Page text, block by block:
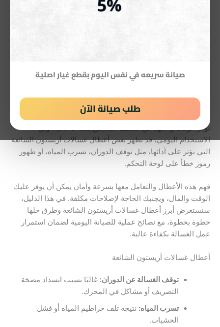
صيانة سريعه في نفس اليوم بقطع غيار اصلية
طلب صيانة الآن
لتجنب تلف الجهاز أو تكرار الأعطال.
واستمرار تشغيل الغسالة بكفاءة عالية.
تعتبر
من الأجهزة الأساسية في كل منزل، فهي
توفر الوقت والجهد في تنظيف الملابس بكفاءة عالية. ومع
الاستخدام اليومي، قد تظهر بعض أعطال غسالات أريستون الشائعة
التي تؤثر على أدائها، مثل توقف الدوران، تسرب المياه، أو ظهور
رموز خطأ على لوحة التحكم.
فهم هذه الأعطال والتعامل معها بسرعة وأمان يمكن أن يوفر عليك
الوقت والمال، ويجنبك الحاجة لإصلاحات مكلفة. في هذا الدليل،
سنستعرض أبرز أعطال غسالات أريستون الشائعة وطرق حلها
خطوة بخطوة، مع نصائح عملية للصيانة اليومية لضمان استمرار
عمل الغسالة بكفاءة عالية.
أعطال غسالات أريستون الشائعة
توقف الغسالة عن الدوران: غالبًا بسبب انسداد مضخة
التصريف أو مشاكل في المحرك.
تسرب المياه: نتيجة تلف خراطيم المياه أو فشل
الحشيات.